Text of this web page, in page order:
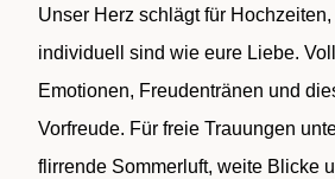
Unser Herz schlägt für
individuell sind wie eure Liebe.
Emotionen, Freudentränen und
Vorfreude. Für freie Trauungen
flirrende Sommerluft, weite Blicke